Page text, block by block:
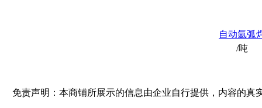
自动氩弧
/吨
免责声明：本商铺所展示的信息由企业自行提供，内容的